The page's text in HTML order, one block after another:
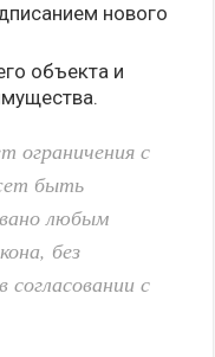
нового
объекта и
ограничения с
быть
любым
без
с